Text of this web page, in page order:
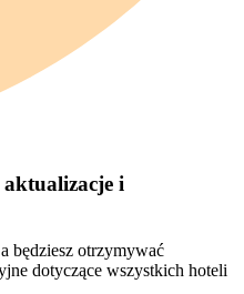
i
będziesz otrzymywać
dotyczące wszystkich hoteli